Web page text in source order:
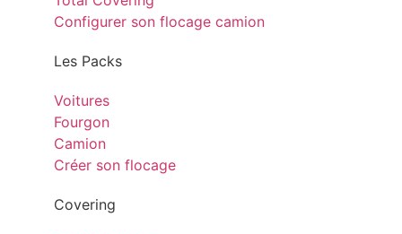
Configurer son flocage camion
Les Packs
Voitures
Fourgon
Camion
Créer son flocage
Covering